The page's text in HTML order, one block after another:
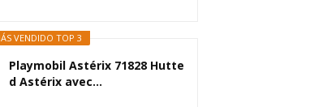
VENDIDO TOP 3
Playmobil Astérix 71828 Hutte
d Astérix avec...